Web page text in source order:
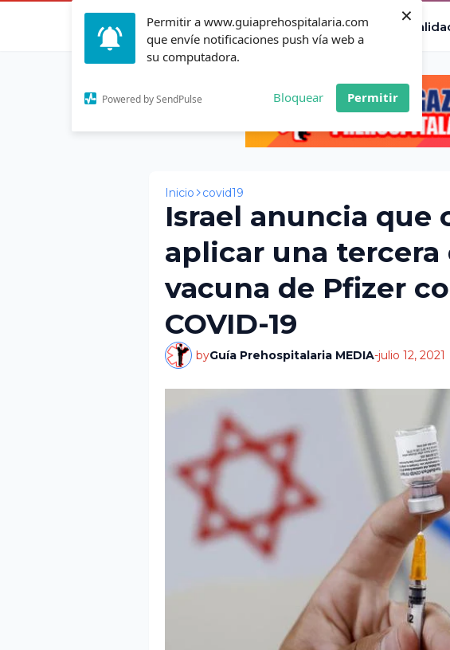
Permitir a www.guiaprehospitalaria.com
que envíe notificaciones push vía web a
su computadora.
Powered by SendPulse Bloquear Permitir
×
InicioActualidad
Inicio covid19
Israel anuncia que
aplicar una tercera
vacuna de Pfizer
COVID-19
byGuía Prehospitalaria MEDIA-julio 12, 2021